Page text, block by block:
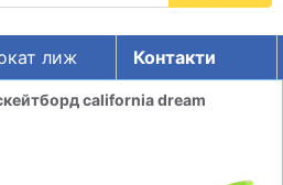
лиж
Контакти
california dream